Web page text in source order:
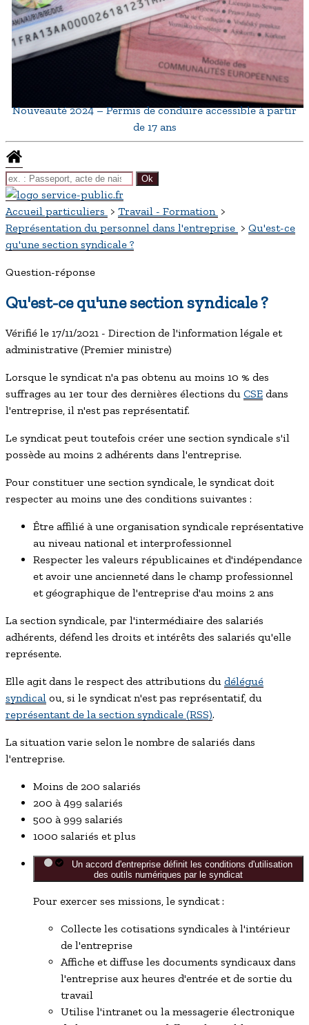
Nouveauté 2024 – Permis de conduire accessible à partir
de 17 ans
Accueil particuliers > Travail - Formation >
Représentation du personnel dans l'entreprise > Qu'est-ce
qu'une section syndicale ?
Question-réponse
Qu'est-ce qu'une section syndicale ?
Vérifié le 17/11/2021 - Direction de l'information légale et
administrative (Premier ministre)
Lorsque le syndicat n'a pas obtenu au moins 10 % des
suffrages au 1er tour des dernières élections du CSE dans
l'entreprise, il n'est pas représentatif.
Le syndicat peut toutefois créer une section syndicale s'il
possède au moins 2 adhérents dans l'entreprise.
Pour constituer une section syndicale, le syndicat doit
respecter au moins une des conditions suivantes :
Être affilié à une organisation syndicale représentative
au niveau national et interprofessionnel
Respecter les valeurs républicaines et d'indépendance
et avoir une ancienneté dans le champ professionnel
et géographique de l'entreprise d'au moins 2 ans
La section syndicale, par l'intermédiaire des salariés
adhérents, défend les droits et intérêts des salariés qu'elle
représente.
Elle agit dans le respect des attributions du délégué
syndical ou, si le syndicat n'est pas représentatif, du
représentant de la section syndicale (RSS).
La situation varie selon le nombre de salariés dans
l'entreprise.
Moins de 200 salariés
200 à 499 salariés
500 à 999 salariés
1000 salariés et plus
Un accord d'entreprise définit les conditions d'utilisation
des outils numériques par le syndicat
Pour exercer ses missions, le syndicat :
Collecte les cotisations syndicales à l'intérieur
de l'entreprise
Affiche et diffuse les documents syndicaux dans
l'entreprise aux heures d'entrée et de sortie du
travail
Utilise l'intranet ou la messagerie électronique